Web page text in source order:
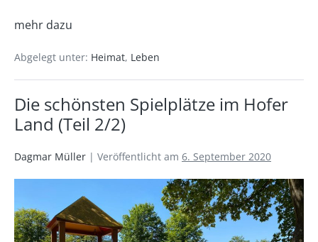
mehr dazu
Abgelegt unter: Heimat, Leben
Die schönsten Spielplätze im Hofer
Land (Teil 2/2)
Dagmar Müller | Veröffentlicht am 6. September 2020